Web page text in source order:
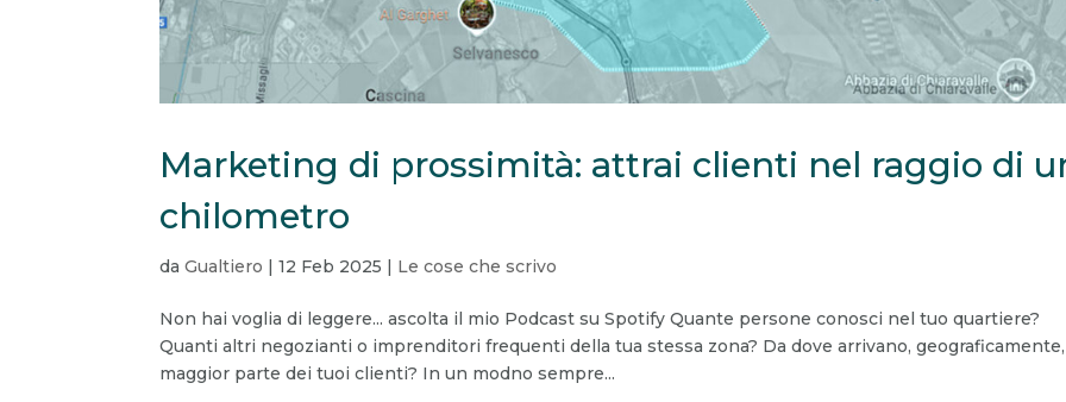
Marketing di prossimità: attrai clienti nel raggio di
chilometro
daGualtiero |12 Feb 2025 Le cose che scrivo
Non hai voglia di leggere... ascolta il mio Podcast su Spotify Quante persone conosci nel tuo quartiere?
Quanti altri negozianti o imprenditori frequenti della tua stessa zona? Da dove arrivano,
maggior parte dei tuoi clienti? In un modno sempre...